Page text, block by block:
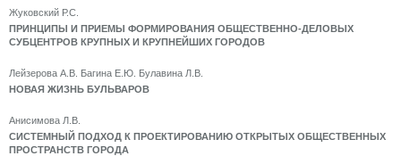
Жуковский Р.С.
ПРИНЦИПЫ И ПРИЕМЫ ФОРМИРОВАНИЯ ОБЩЕСТВЕННО-ДЕЛОВЫХ
СУБЦЕНТРОВ КРУПНЫХ И КРУПНЕЙШИХ ГОРОДОВ
Лейзерова А.В. Багина Е.Ю. Булавина Л.В.
НОВАЯ ЖИЗНЬ БУЛЬВАРОВ
Анисимова Л.В.
СИСТЕМНЫЙ ПОДХОД К ПРОЕКТИРОВАНИЮ ОТКРЫТЫХ ОБЩЕСТВЕННЫХ
ПРОСТРАНСТВ ГОРОДА